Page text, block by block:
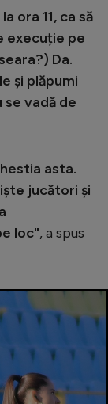
ora 11, ca să
execuție pe
Da.
și plăpumi
se vadă de
asta.
jucători și
loc", a spus